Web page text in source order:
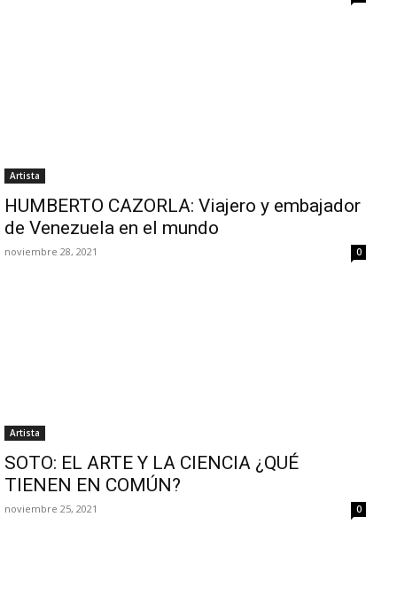
Artista
HUMBERTO CAZORLA: Viajero y embajador
de Venezuela en el mundo
noviembre 28, 2021 0
Artista
SOTO: EL ARTE Y LA CIENCIA ¿QUÉ
TIENEN EN COMÚN?
noviembre 25, 2021 0